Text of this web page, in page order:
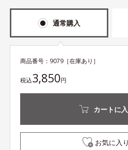
通常購入
商品番号： 9079 ［在庫あり］
税込3,850円
カートに
お気に入